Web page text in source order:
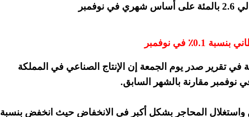
في نوفمبر
في تقرير صدر يوم الجمعة إن الإنتاج الصناعي في المملكة
واستغلال المحاجر بشكل أكبر في الانخفاض حيث انخفض بنسبة